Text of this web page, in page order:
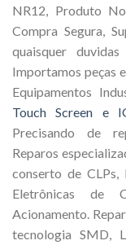
NR12, Produto
Compra Segura,
quaisquer
Importamos peças
Equipamentos
Touch Screen e
Precisando de
Reparos
conserto de CLPs,
Eletrônicas de
Acionamento.
tecnologia SMD,